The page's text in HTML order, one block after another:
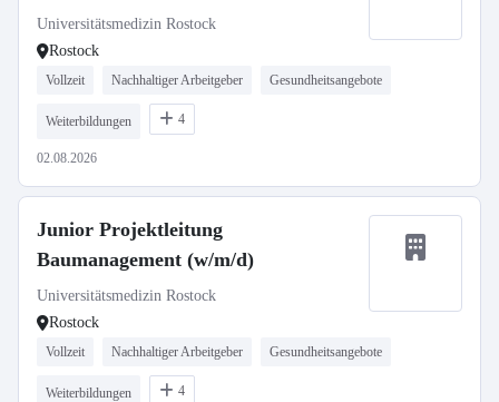
Universitätsmedizin Rostock
Rostock
Vollzeit Nachhaltiger Arbeitgeber Gesundheitsangebote
Weiterbildungen 4
02.08.2026
Junior Projektleitung
Baumanagement (w/m/d)
Universitätsmedizin Rostock
Rostock
Vollzeit Nachhaltiger Arbeitgeber Gesundheitsangebote
Weiterbildungen 4